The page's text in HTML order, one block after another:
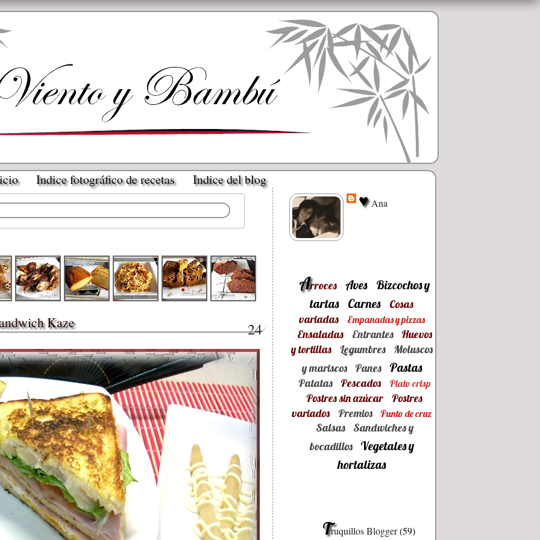
Indice fotográfico de recetas Indice del blog
24
Kaze
♥Ana
Arroces Aves
Bizcochos y
tartas
Carnes
Cosas
variadas
Empanadas y pizzas
Ensaladas Entrantes Huevos
y tortillas
Legumbres
Moluscos
y mariscos Panes Pastas
Patatas Pescados Plato crisp
Postres sin azúcar
Postres
variados
Premios Punto de cruz
Salsas
Sandwiches y
bocadillos
Vegetales y
hortalizas
Truquillos Blogger(59)